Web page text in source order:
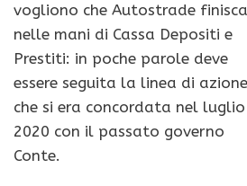
vogliono che Autostrade
nelle mani di Cassa Depositi e
Prestiti: in poche parole deve
essere seguita la linea di
che si era concordata nel luglio
2020 con il passato governo
Conte.